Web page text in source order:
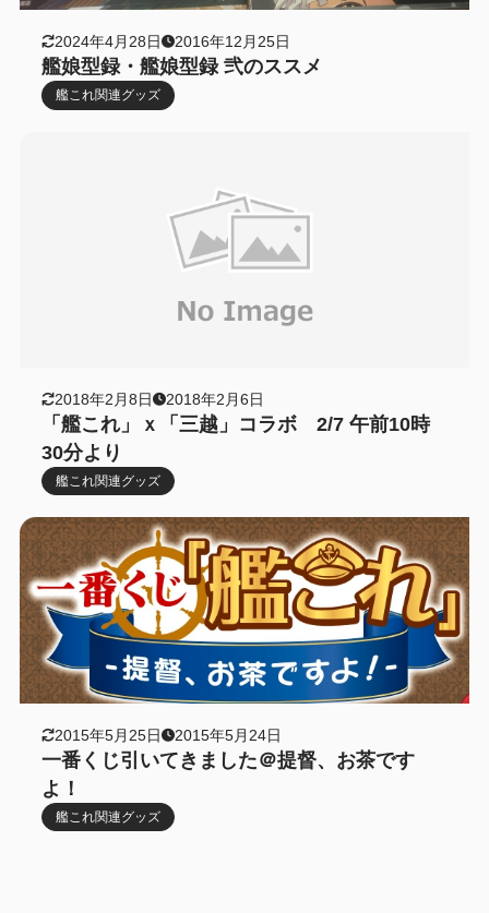
2024年4月28日 2016年12月25日
艦娘型録・艦娘型録 弐のススメ
艦これ関連グッズ
2018年2月8日 2018年2月6日
「艦これ」ｘ「三越」コラボ 2/7 午前10時
30分より
艦これ関連グッズ
2015年5月25日 2015年5月24日
一番くじ引いてきました＠提督、お茶です
よ！
艦これ関連グッズ